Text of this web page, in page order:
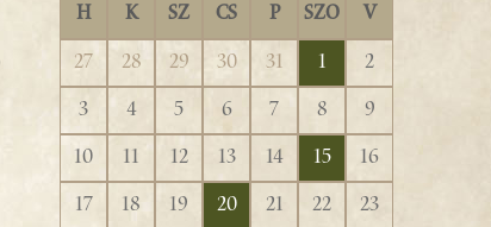
H K SZ CS P SZO V
27 28 29 30 31 1
2
3
4 5 6 7 8
9
10
11 12 13 14 15
16
17
18 19 20 21 22
23